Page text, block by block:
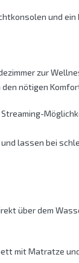
und ein
zur
nötigen
Streaming-
lassen bei
über dem
mit Matratze